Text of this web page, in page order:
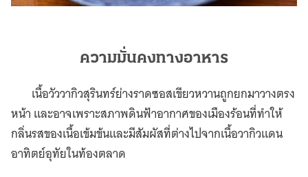
ความมั่นคงทางอาหาร
เนื้อวัววากิวสุรินทร์ย่างราดซอสเขียวหวานถูกยกมาวางตรง
หน้า และอาจเพราะสภาพดินฟ้าอากาศของเมืองร้อนที่ทำให้
กลิ่นรสของเนื้อเข้มข้นและมีสัมผัสที่ต่างไปจากเนื้อวากิวแดน
อาทิตย์อุทัยในท้องตลาด